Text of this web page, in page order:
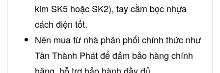
kim SK5 hoặc SK2), tay cầm bọc nhựa
cách điện tốt.
Nên mua từ nhà phân phối chính thức như
Tân Thành Phát để đảm bảo hàng chính